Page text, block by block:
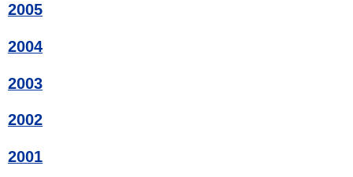
2005
2004
2003
2002
2001